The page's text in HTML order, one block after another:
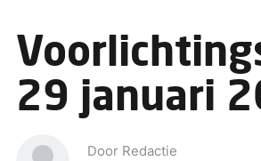
29 januari
Door Redactie